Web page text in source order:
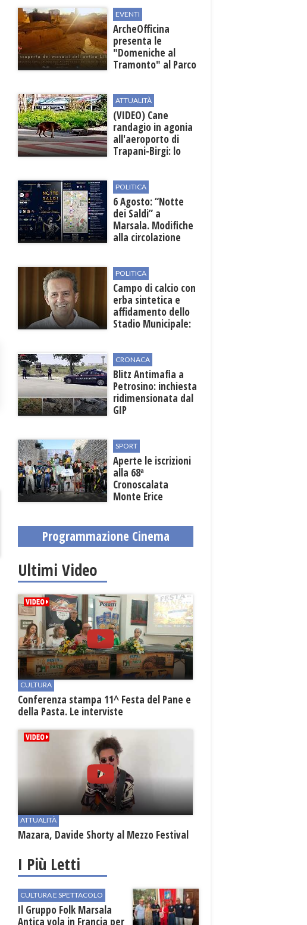
EVENTI
ArcheOfficina
presenta le
"Domeniche al
Tramonto" al Parco
ATTUALITÀ
(VIDEO) Cane
randagio in agonia
all'aeroporto di
Trapani-Birgi: lo
POLITICA
6 Agosto: “Notte
dei Saldi” a
Marsala. Modifiche
alla circolazione
manifestazione
POLITICA
Campo di calcio con
erba sintetica e
affidamento dello
Stadio Municipale:
CRONACA
Blitz Antimafia a
Petrosino: inchiesta
ridimensionata dal
GIP
SPORT
Aperte le iscrizioni
alla 68ª
Cronoscalata
Monte Erice
Programmazione Cinema
Ultimi Video
CULTURA
Conferenza stampa 11^ Festa del Pane e
della Pasta. Le interviste
ATTUALITÀ
Mazara, Davide Shorty al Mezzo Festival
I Più Letti
CULTURA E SPETTACOLO
Il Gruppo Folk Marsala
Antica vola in Francia per